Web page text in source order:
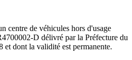
centre de véhicules hors d'usage
D délivré par la Préfecture du
dont la validité est permanente.